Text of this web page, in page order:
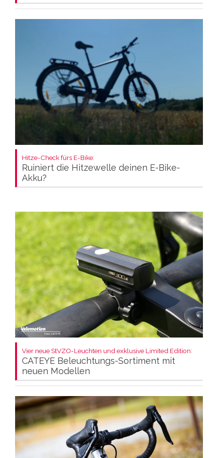
Hitze-Check fürs E-Bike:
Ruiniert die Hitzewelle deinen E-Bike-
Akku?
Vier neue StVZO-Leuchten und exklusive Limited Edition:
CATEYE Beleuchtungs-Sortiment mit
neuen Modellen